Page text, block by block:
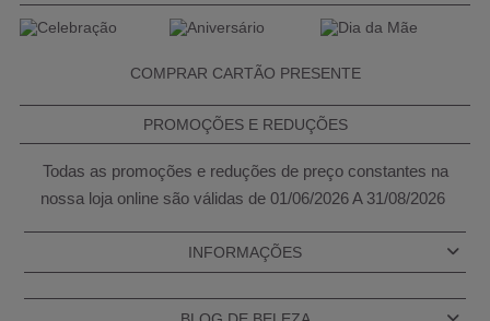
COMPRAR CARTÃO PRESENTE
PROMOÇÕES E REDUÇÕES
Todas as promoções e reduções de preço constantes na
nossa loja online são válidas de 01/06/2026 A 31/08/2026
INFORMAÇÕES